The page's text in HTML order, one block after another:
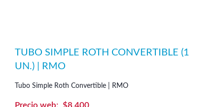
TUBO SIMPLE ROTH CONVERTIBLE (1
UN.) | RMO
Tubo Simple Roth Convertible | RMO
$8.400